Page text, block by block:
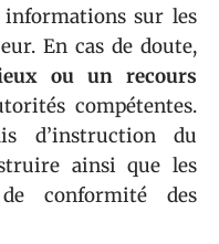
sur les
En cas de doute,
ou un recours
compétentes.
d’instruction du
ainsi que les
conformité des